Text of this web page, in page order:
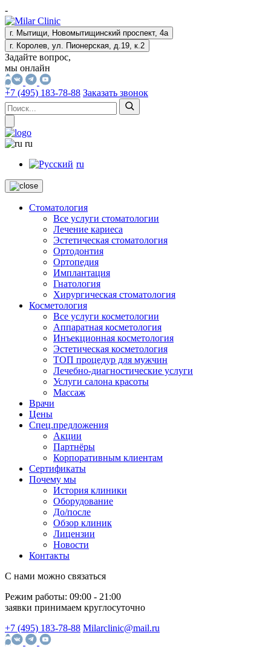
-
г. Мытищи, Новомытищинский проспект, 4а
г. Королев, ул. Пионерская, д.19, к.2
Задайте вопрос,
мы онлайн
+7 (495) 183-78-88 Заказать звонок
ru
ru
Стоматология
Все услуги стоматологии
Лечение кариеса
Эстетическая стоматология
Ортодонтия
Ортопедия
Имплантация
Гнатология
Хирургическая стоматология
Косметология
Все услуги косметологии
Аппаратная косметология
Инъекционная косметология
Эстетическая косметология
ТОП процедур для мужчин
Лечебно-диагностические услуги
Услуги салона красоты
Массаж
Врачи
Цены
Спец.предложения
Акции
Партнёры
Корпоративным клиентам
Сертификаты
Почему мы
История клиники
Оборудование
До/после
Обзор клиник
Лицензии
Новости
Контакты
С нами можно связаться
Режим работы: 09:00 - 21:00
заявки принимаем круглосуточно
+7 (495) 183-78-88 Milarclinic@mail.ru